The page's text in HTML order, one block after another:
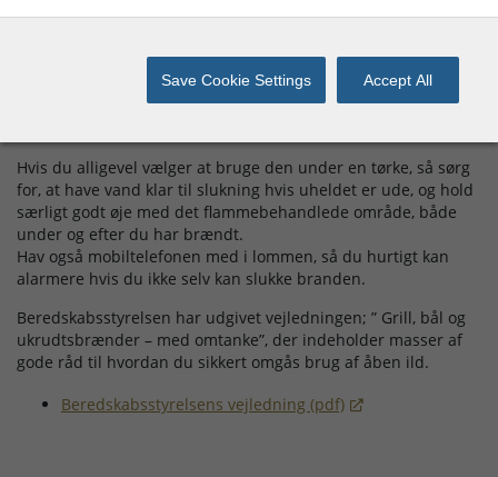
Undlad ukrudtsbrænding
Flammebehandling af ukrudt virker allerbedst når planterne
er fugtige, da ukrudt i virkeligheden skal koges – ikke
brændes. Da det samtidig er meget tørt, er brugen af
Hvis du alligevel vælger at bruge den under en tørke, så sørg
for, at have vand klar til slukning hvis uheldet er ude, og hold
særligt godt øje med det flammebehandlede område, både
under og efter du har brændt.
Hav også mobiltelefonen med i lommen, så du hurtigt kan
alarmere hvis du ikke selv kan slukke branden.
Beredskabsstyrelsen har udgivet vejledningen; ” Grill, bål og
ukrudtsbrænder – med omtanke”, der indeholder masser af
gode råd til hvordan du sikkert omgås brug af åben ild.
Beredskabsstyrelsens vejledning (pdf)
Save Cookie Settings Accept All